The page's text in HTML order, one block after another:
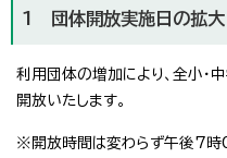
1 団体開放実施日の拡大
利用団体の増加により、全小・
開放いたします。
※開放時間は変わらず午後7時